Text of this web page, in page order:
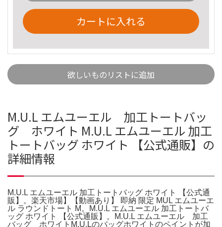
カートに入れる
欲しいものリストに追加
M.U.L エムユーエル 加工トートバッ
グ ホワイト M.U.L エムユーエル 加工
トートバッグ ホワイト 【公式通販】の
詳細情報
M.U.L エムユーエル 加工トートバッグ ホワイト 【公式通
販】。楽天市場】【動画あり】 即納 限定 MUL エムユーエ
ル ラウンドトート M。M.U.L エムユーエル 加工トートバ
ッグ ホワイト 【公式通販】。M.U.L エムユーエル 加工
バッグ ホワイトM.U.Lのバッグホワイトのペイントが加